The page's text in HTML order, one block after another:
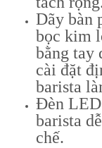
Dãy bàn
bọc kim
bằng tay
cài đặt
barista
Đèn
barista
chế.